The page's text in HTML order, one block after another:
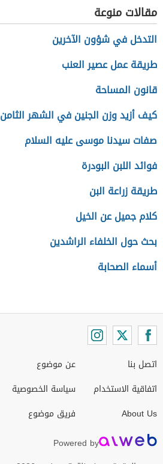
مقالات منوعة
التدخل في شؤون الآخرين
طريقة عمل عصير العنب
قانون المساحة
كيف أزيد وزن الجنين في الشهر الثامن
صفات سيدنا موسى عليه السلام
فوائد اللبن البودرة
طريقة زراعة البن
كلام جميل عن الخيل
بحث حول الخلفاء الراشدين
أسماء الصحابة
اتصل بنا
اتفاقية الاستخدام
About Us
عن موضوع
سياسة الخصوصية
فريق موضوع
Powered by